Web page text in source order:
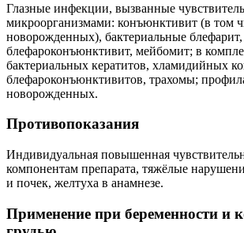
Глазные инфекции, вызванные
микроорганизмами: конъюнктивит (в том
новорожденных), бактериальные блефарит,
блефароконъюнктивит, мейбомит; в
бактериальных кератитов, хламидийных
блефароконъюнктивитов, трахомы;
новорожденных.
Противопоказания
Индивидуальная повышенная
компонентам препарата, тяжёлые
и почек, желтуха в анамнезе.
Применение при беременности и